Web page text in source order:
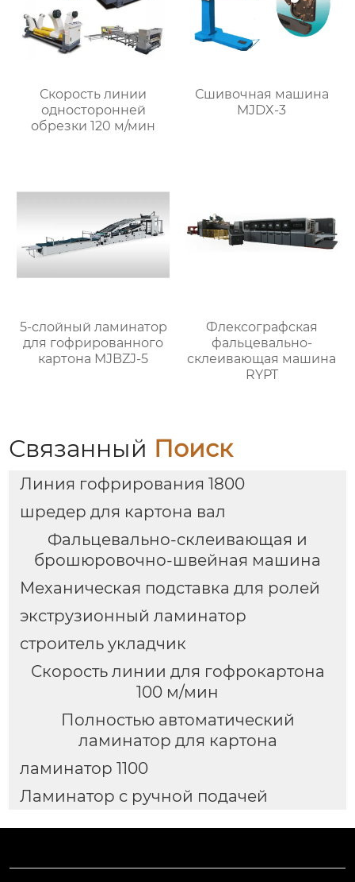
Скорость линии
односторонней
обрезки 120 м/мин
Сшивочная машина
MJDX-3
5-слойный ламинатор
для гофрированного
картона MJBZJ-5
Флексографская
фальцевально-
склеивающая машина
RYPT
Связанный Поиск
Линия гофрирования 1800
шредер для картона вал
Фальцевально-склеивающая и
брошюровочно-швейная машина
Механическая подставка для ролей
экструзионный ламинатор
строитель укладчик
Скорость линии для гофрокартона
100 м/мин
Полностью автоматический
ламинатор для картона
ламинатор 1100
Ламинатор с ручной подачей